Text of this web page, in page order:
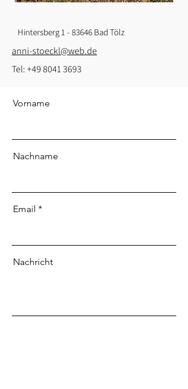
Hintersberg 1 - 83646 Bad Tölz
anni-stoeckl@web.de
Tel:+49 8041 3693
Vorname
Nachname
Email
Nachricht